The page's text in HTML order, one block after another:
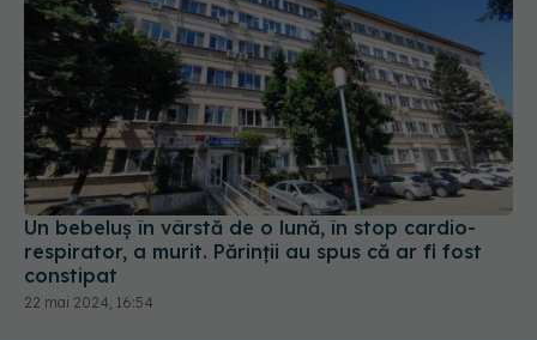
Un bebeluș în vârstă de o lună, în stop cardio-
respirator, a murit. Părinții au spus că ar fi fost
constipat
22 mai 2024, 16:54